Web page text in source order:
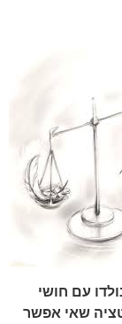
עם חושי
שאי אפשר